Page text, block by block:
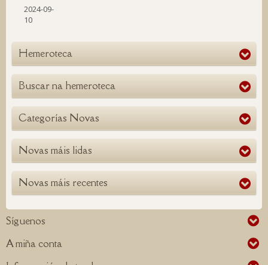
2024-09-
10
Hemeroteca
Buscar na hemeroteca
Categorías Novas
Novas máis lidas
Novas máis recentes
Síguenos
A miña conta